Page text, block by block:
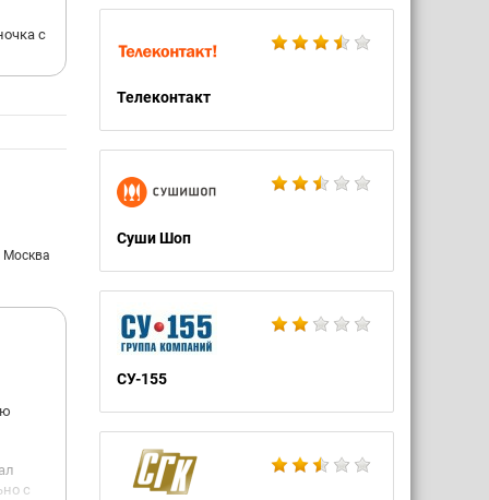
Телеконтакт
Суши Шоп
СУ-155
с
Москва
с